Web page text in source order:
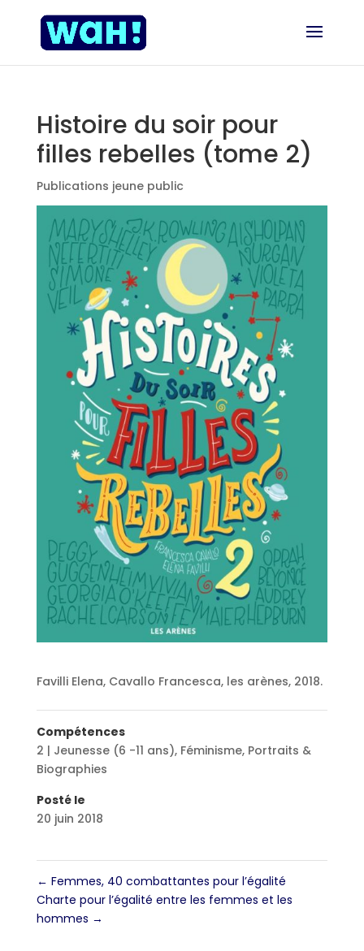
Histoire du soir pour
filles rebelles (tome 2)
Publications jeune public
Favilli Elena, Cavallo Francesca, les arènes, 2018.
Compétences
2 | Jeunesse (6 -11 ans), Féminisme, Portraits &
Biographies
Posté le
20 juin 2018
← Femmes, 40 combattantes pour l’égalité
Charte pour l’égalité entre les femmes et les
hommes →